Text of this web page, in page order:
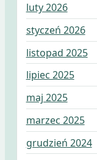
luty 2026
styczeń 2026
listopad 2025
lipiec 2025
maj 2025
marzec 2025
grudzień 2024